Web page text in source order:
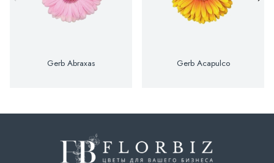
Gerb Abraxas Gerb Acapulco